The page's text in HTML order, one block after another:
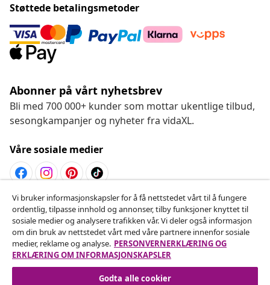
Støttede betalingsmetoder
Abonner på vårt nyhetsbrev
Bli med 700 000+ kunder som mottar ukentlige tilbud,
sesongkampanjer og nyheter fra vidaXL.
Våre sosiale medier
Angre på kontrakten
Send inn en angrerett for bestillingen din.
Angre på kontrakten
Vi bruker informasjonskapsler for å få nettstedet vårt til å fungere
ordentlig, tilpasse innhold og annonser, tilby funksjoner knyttet til
sosiale medier og analysere trafikken vår. Vi deler også informasjon
om din bruk av nettstedet vårt med våre partnere innenfor sosiale
medier, reklame og analyse. PERSONVERNERKLÆRING OG
ERKLÆRING OM INFORMASJONSKAPSLER
Godta alle cookier